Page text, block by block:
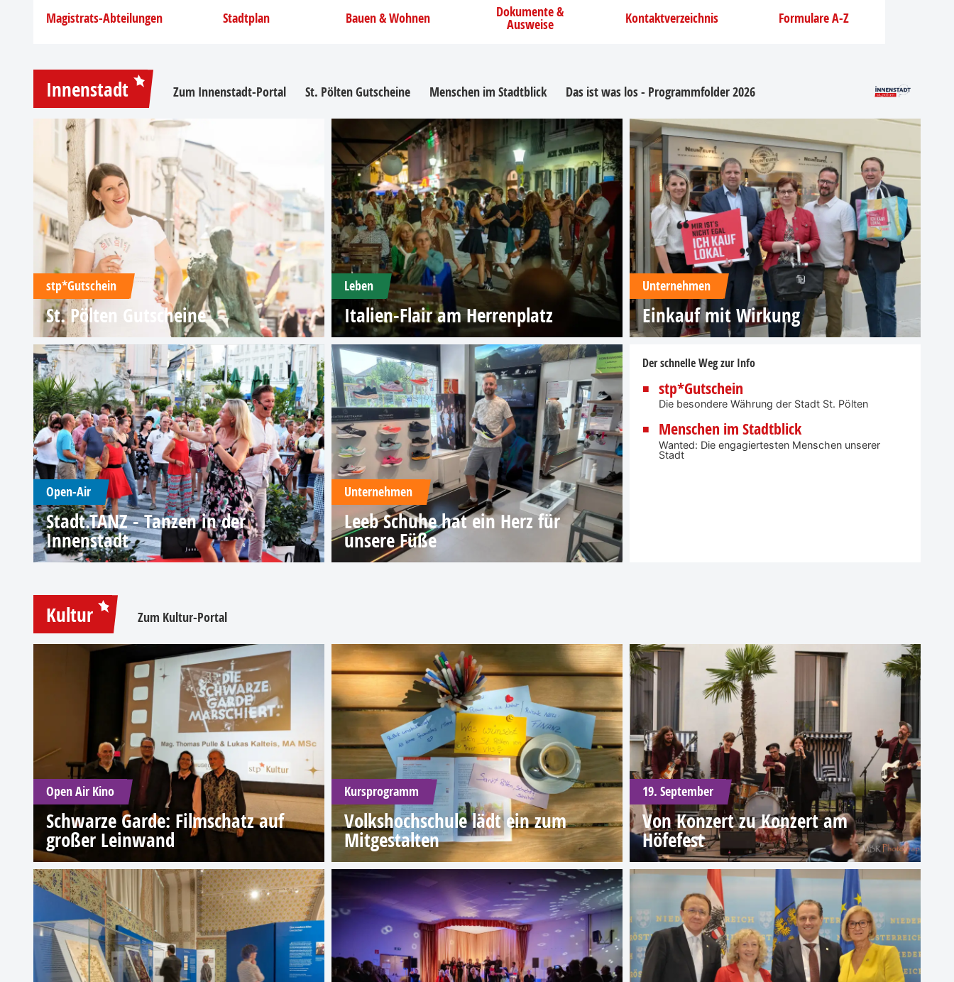
Magistrats-Abteilungen Stadtplan Bauen & Wohnen Dokumente &
Ausweise Kontaktverzeichnis Formulare A-Z
Innenstadt Zum Innenstadt-Portal St. Pölten Gutscheine Menschen im Stadtblick Das ist was los - Programmfolder 2026
stp*Gutschein
St. Pölten Gutscheine
Leben
Italien-Flair am Herrenplatz
Unternehmen
Einkauf mit Wirkung
Open-Air
Stadt.TANZ - Tanzen in der
Innenstadt
Unternehmen
Leeb Schuhe hat ein Herz für
unsere Füße
Der schnelle Weg zur Info
stp*Gutschein
Die besondere Währung der Stadt St. Pölten
Menschen im Stadtblick
Wanted: Die engagiertesten Menschen unserer
Stadt
Kultur Zum Kultur-Portal
Open Air Kino
Schwarze Garde: Filmschatz auf
großer Leinwand
Kursprogramm
Volkshochschule lädt ein zum
Mitgestalten
19. September
Von Konzert zu Konzert am
Höfefest